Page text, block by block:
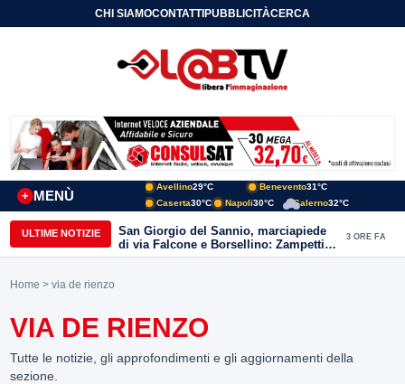
CHI SIAMOCONTATTIPUBBLICITÀCERCA
MENÙ
+
Avellino29°C Benevento31°C
Caserta30°C Napoli30°C Salerno32°C
ULTIME NOTIZIE
San Giorgio del Sannio, marciapiede
di via Falcone e Borsellino: Zampetti e
Lombardi replicano alle polemiche
3 ORE FA
Home > via de rienzo
VIA DE RIENZO
Tutte le notizie, gli approfondimenti e gli aggiornamenti della
sezione.